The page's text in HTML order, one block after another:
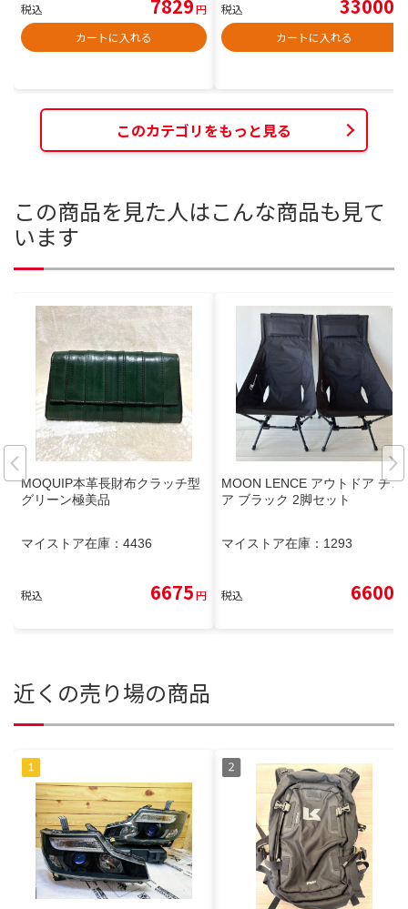
税込 7829円
カートに入れる
税込 33000
カートに入れる
このカテゴリをもっと見る
この商品を見た人はこんな商品も見て
います
MOQUIP本革長財布クラッチ型
グリーン極美品
マイストア在庫： 4436
税込 6675円
MOON LENCE アウトドア チェ
ア ブラック 2脚セット
マイストア在庫： 1293
税込 6600
近くの売り場の商品